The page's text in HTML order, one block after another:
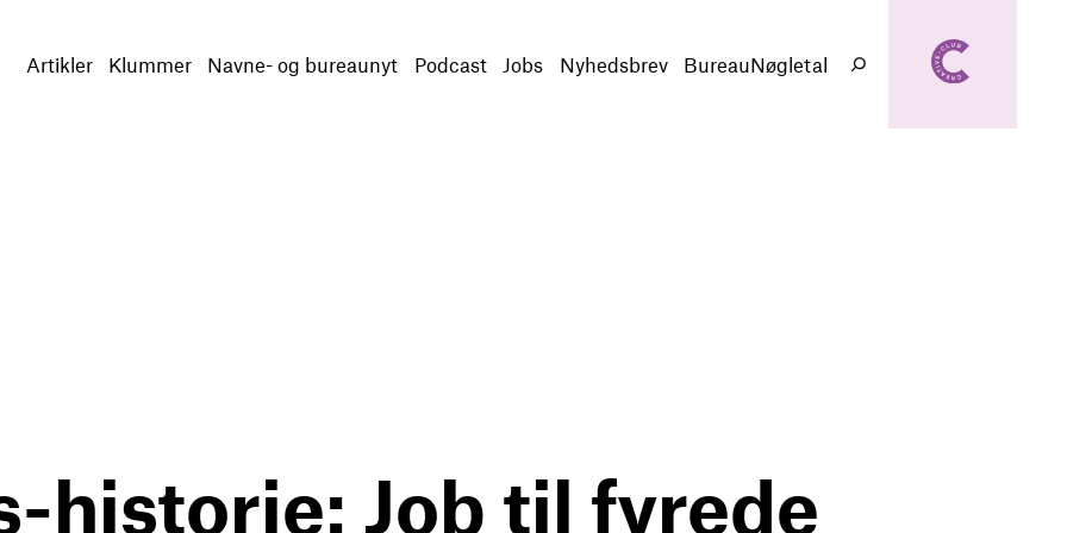
Artikler Klummer Navne- og bureaunyt Podcast Jobs Nyhedsbrev BureauNøgletal
Søg
historie: Job til fyrede